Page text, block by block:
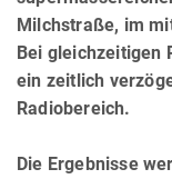
Milchstraße, im
Bei gleichzeitigen
ein zeitlich
Radiobereich.
Die Ergebnisse